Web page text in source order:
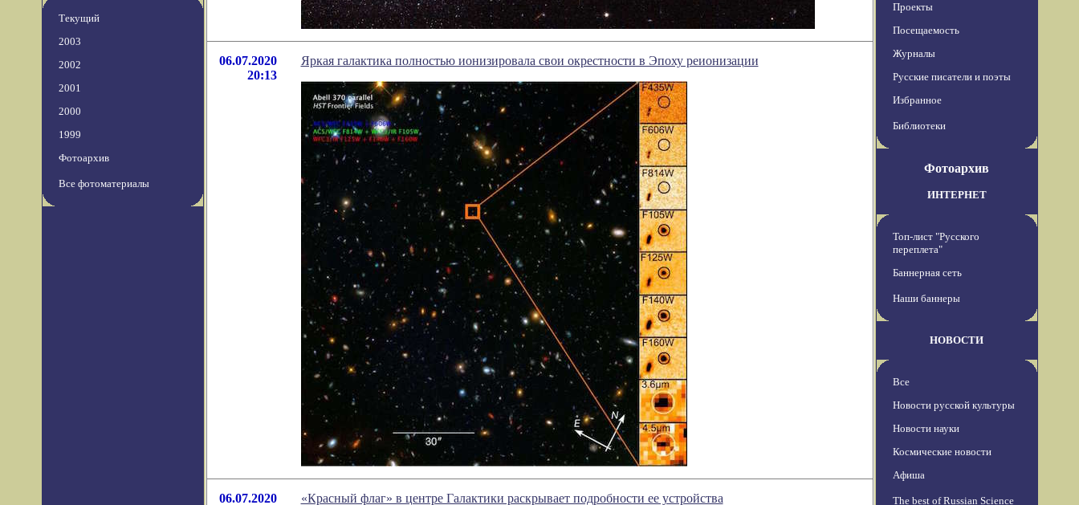
Текущий
2003
2002
2001
2000
1999
Фотоархив
Все фотоматериалы
06.07.2020
20:13
Яркая галактика полностью ионизировала свои окрестности в Эпоху реионизации
06.07.2020 «Красный флаг» в центре Галактики раскрывает подробности ее устройства
Проекты
Посещаемость
Журналы
Русские писатели и поэты
Избранное
Библиотеки
Фотоархив
ИНТЕРНЕТ
Топ-лист "Русского
переплета"
Баннерная сеть
Наши баннеры
НОВОСТИ
Все
Новости русской культуры
Новости науки
Космические новости
Афиша
The best of Russian Science